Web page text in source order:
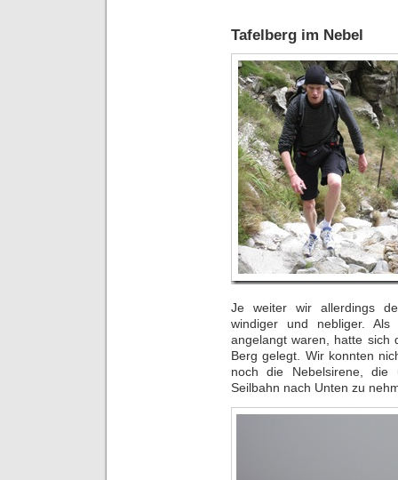
Tafelberg im Nebel
Je weiter wir allerdings
windiger und nebliger.
angelangt waren, hatte sich
Berg gelegt. Wir konnten
noch die Nebelsirene, die
Seilbahn nach Unten zu